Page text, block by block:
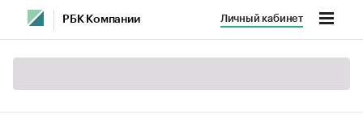
РБК Компании Личный кабинет